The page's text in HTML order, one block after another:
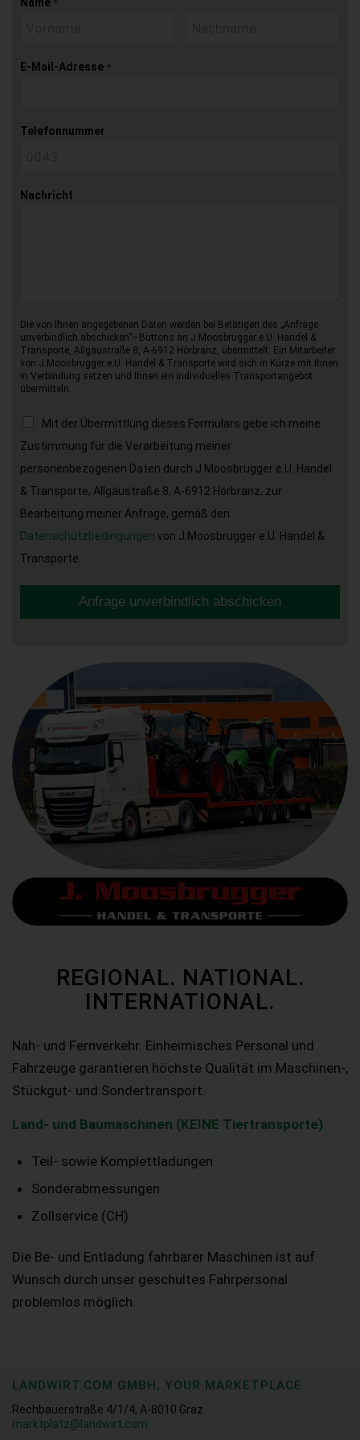
*
E-Mail-Adresse *
Telefonnummer
Nachricht
Die von Ihnen angegebenen Daten werden bei Betätigen des „Anfrage
unverbindlich abschicken“–Buttons an J.Moosbrugger e.U. Handel &
Transporte, Allgäustraße 8, A-6912 Hörbranz, übermittelt. Ein Mitarbeiter
von J.Moosbrugger e.U. Handel & Transporte wird sich in Kürze mit Ihnen
in Verbindung setzen und Ihnen ein individuelles Transportangebot
übermitteln.
Mit der Übermittlung dieses Formulars gebe ich meine
Zustimmung für die Verarbeitung meiner
personenbezogenen Daten durch J.Moosbrugger e.U. Handel
& Transporte, Allgäustraße 8, A-6912 Hörbranz, zur
Bearbeitung meiner Anfrage, gemäß den
Datenschutzbedingungen von J.Moosbrugger e.U. Handel &
Transporte.
Anfrage unverbindlich abschicken
REGIONAL. NATIONAL.
INTERNATIONAL.
Nah- und Fernverkehr. Einheimisches Personal und
Fahrzeuge garantieren höchste Qualität im Maschinen-,
Stückgut- und Sondertransport.
Land- und Baumaschinen (KEINE Tiertransporte)
Teil- sowie Komplettladungen
Sonderabmessungen
Zollservice (CH)
Die Be- und Entladung fahrbarer Maschinen ist auf
Wunsch durch unser geschultes Fahrpersonal
problemlos möglich.
LANDWIRT.COM GMBH, YOUR MARKETPLACE
Rechbauerstraße 4/1/4, A-8010 Graz
marktplatz@landwirt.com